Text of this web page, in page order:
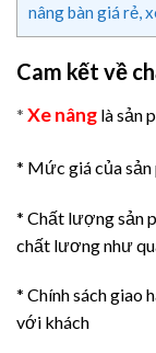
nâng bàn giá rẻ,
Cam kết về
* Xe nâng là sản
* Mức giá của
* Chất lượng sản
chất lương như
* Chính sách giao
với khách